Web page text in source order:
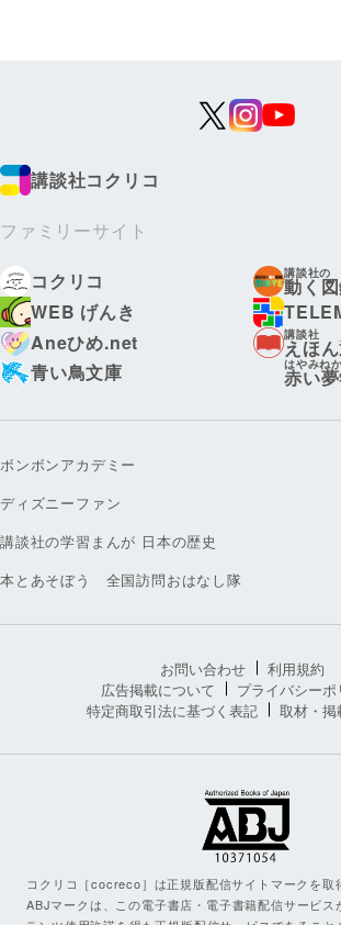
講談社コクリコ
ファミリーサイト
コクリコ
講談社の
動く
WEB げんき
Aneひめ.net
講談社
えほ
青い鳥文庫
はやみね
赤い
ボンボンアカデミー
ディズニーファン
講談社の学習まんが 日本の歴史
本とあそぼう 全国訪問おはなし隊
お問い合わせ
利用規約
広告掲載について
プライバシーポ
特定商取引法に基づく表記
取材・
コクリコ［cocreco］は正規版配信サイトマークを取
ABJマークは、この電子書店・電子書籍配信サービス